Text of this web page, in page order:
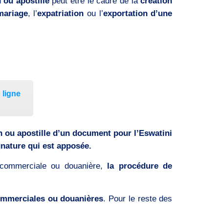
, l’expatriation ou l’exportation d’une
ligne
ou apostille d’un document pour l’Eswatini
qui est apposée.
ou douanière, la procédure de
ou douanières. Pour le reste des